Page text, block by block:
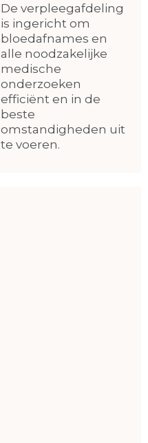
De verpleegafdeling
is ingericht om
bloedafnames en
alle noodzakelijke
medische
onderzoeken
efficiënt en in de
beste
omstandigheden uit
te voeren.